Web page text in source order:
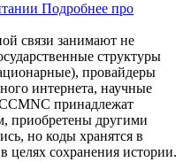
Подробнее про
связи занимают не
структуры
провайдеры
интернета, научные
принадлежат
приобретены другими
но коды хранятся в
целях сохранения истории.